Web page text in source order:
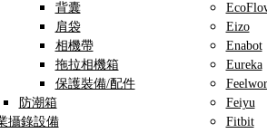
背囊
肩袋
相機帶
拖拉相機箱
保護裝備/配件
防潮箱
攝錄設備
Eizo
Enabot
Eureka
Feiyu
Fitbit